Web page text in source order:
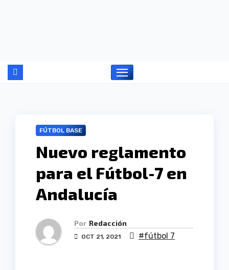
FÚTBOL BASE
Nuevo reglamento
para el Fútbol-7 en
Andalucía
Por Redacción
OCT 21, 2021 #fútbol 7